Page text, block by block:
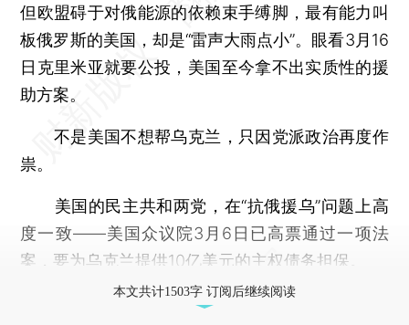
但欧盟碍于对俄能源的依赖束手缚脚，最有能力叫
板俄罗斯的美国，却是“雷声大雨点小”。眼看3月16
日克里米亚就要公投，美国至今拿不出实质性的援
助方案。
不是美国不想帮乌克兰，只因党派政治再度作
祟。
美国的民主共和两党，在“抗俄援乌”问题上高
度一致——美国众议院3月6日已高票通过一项法
案，要为乌克兰提供10亿美元的主权债务担保。
本文共计1503字 订阅后继续阅读